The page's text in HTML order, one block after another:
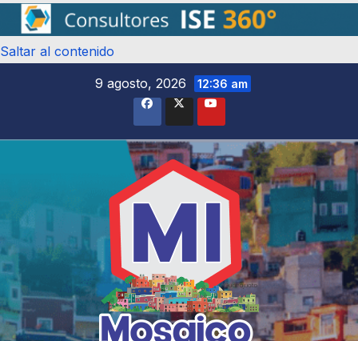
Saltar al contenido
9 agosto, 2026
12:36 am